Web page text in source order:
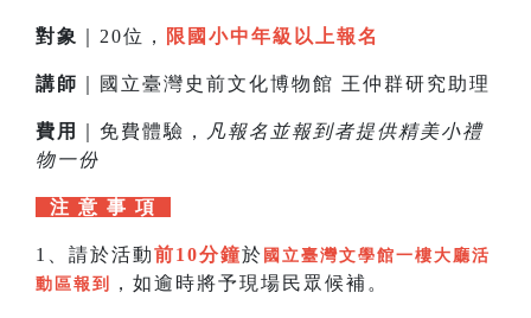
對象 ｜20位， 限國小中年級以上報名
講師 ｜國立臺灣史前文化博物館 王仲群研究助理
費用 ｜免費體驗，
凡報名並報到者提供精美小禮
物一份
注 意 事 項
1、請於活動前10分鐘於 國立臺灣文學館一樓大廳活
動區報到
，如逾時將予現場民眾候補。